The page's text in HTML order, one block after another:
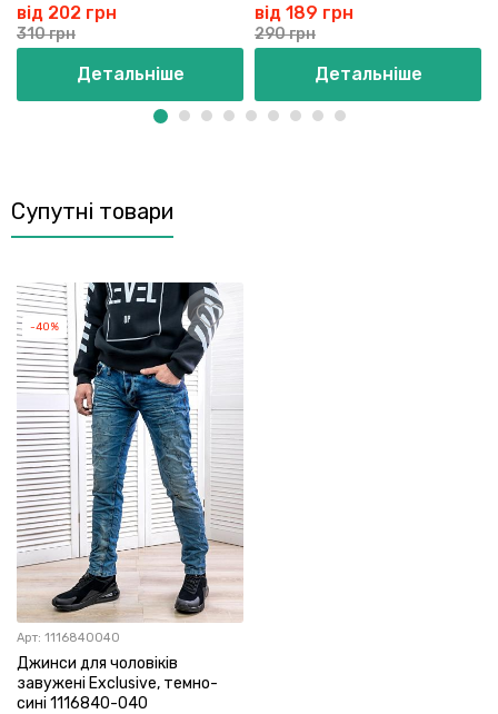
від 202 грн
310 грн
Детальніше
від 189 грн
290 грн
Детальніше
Супутні товари
-40%
Арт: 1116840040
Джинси для чоловіків
завужені Exclusive, темно-
сині 1116840-040